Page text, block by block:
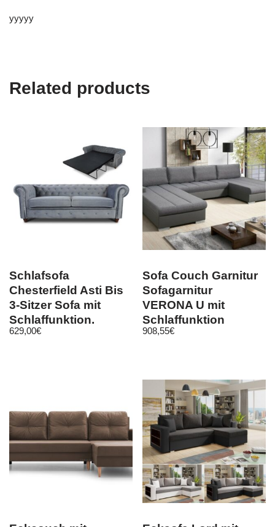
yyyyy
Related products
Schlafsofa
Chesterfield Asti Bis
3-Sitzer Sofa mit
Schlaffunktion,
Couch 3-er Velours
629,00€
Sofa Couch Garnitur
Sofagarnitur
VERONA U mit
Schlaffunktion
Wohnlandschaft NEU
908,55€